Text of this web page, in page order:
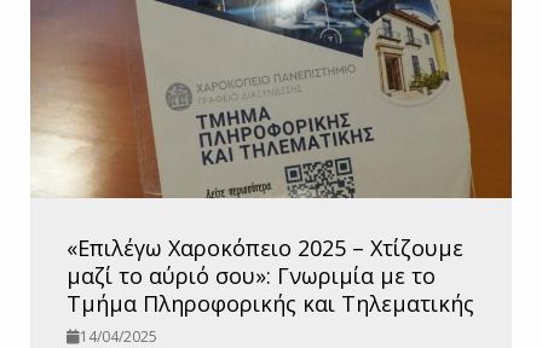
«Επιλέγω Χαροκόπειο 2025 – Χτίζουμε
μαζί το αύριό σου»: Γνωριμία με το
Τμήμα Πληροφορικής και Τηλεματικής
14/04/2025